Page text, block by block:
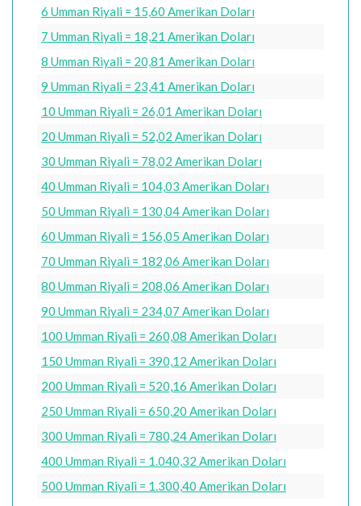
6 Umman Riyali = 15,60 Amerikan Doları
7 Umman Riyali = 18,21 Amerikan Doları
8 Umman Riyali = 20,81 Amerikan Doları
9 Umman Riyali = 23,41 Amerikan Doları
10 Umman Riyali = 26,01 Amerikan Doları
20 Umman Riyali = 52,02 Amerikan Doları
30 Umman Riyali = 78,02 Amerikan Doları
40 Umman Riyali = 104,03 Amerikan Doları
50 Umman Riyali = 130,04 Amerikan Doları
60 Umman Riyali = 156,05 Amerikan Doları
70 Umman Riyali = 182,06 Amerikan Doları
80 Umman Riyali = 208,06 Amerikan Doları
90 Umman Riyali = 234,07 Amerikan Doları
100 Umman Riyali = 260,08 Amerikan Doları
150 Umman Riyali = 390,12 Amerikan Doları
200 Umman Riyali = 520,16 Amerikan Doları
250 Umman Riyali = 650,20 Amerikan Doları
300 Umman Riyali = 780,24 Amerikan Doları
400 Umman Riyali = 1.040,32 Amerikan Doları
500 Umman Riyali = 1.300,40 Amerikan Doları